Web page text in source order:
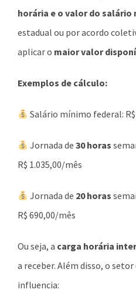
horária e o valor do
estadual ou por acordo
aplicar o maior valor
Exemplos de cálculo:
Salário mínimo federal: R$
Jornada de30 horas
R$ 1.035,00/mês
Jornada de 20 horas
R$ 690,00/mês
Ou seja, a carga horária
a receber. Além disso, o
influencia: